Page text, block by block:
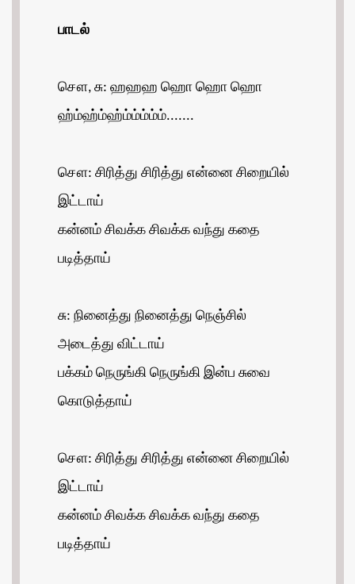
பாடல்
சௌ, சு: ஹஹஹ ஹொ ஹொ ஹொ
ஹ்ம்ஹ்ம்ஹ்ம்ம்ம்ம்ம்.......
சௌ: சிரித்து சிரித்து என்னை சிறையில்
இட்டாய்
கன்னம் சிவக்க சிவக்க வந்து கதை
படித்தாய்
சு: நினைத்து நினைத்து நெஞ்சில்
அடைத்து விட்டாய்
பக்கம் நெருங்கி நெருங்கி இன்ப சுவை
கொடுத்தாய்
சௌ: சிரித்து சிரித்து என்னை சிறையில்
இட்டாய்
கன்னம் சிவக்க சிவக்க வந்து கதை
படித்தாய்